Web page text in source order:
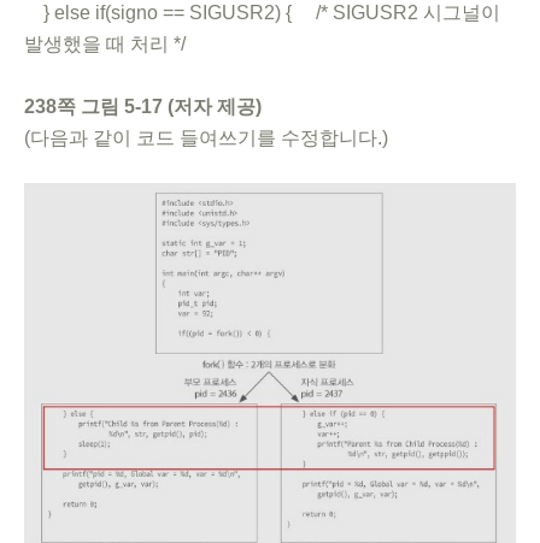
} else if(signo == SIGUSR2) { /* SIGUSR2 시그널이
발생했을 때 처리 */
238쪽 그림 5-17 (저자 제공)
(다음과 같이 코드 들여쓰기를 수정합니다.)